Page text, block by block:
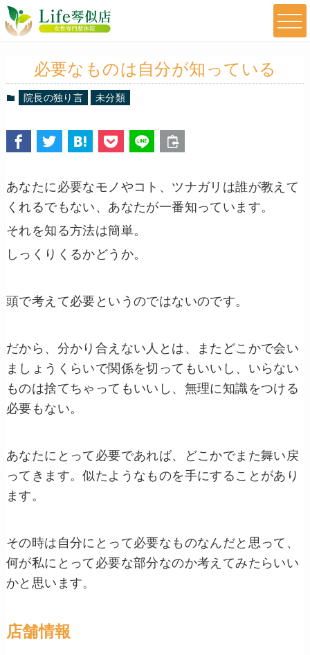
必要なものは自分が知っている
院長の独り言 未分類
あなたに必要なモノやコト、ツナガリは誰が教えて
くれるでもない、あなたが一番知っています。
それを知る方法は簡単。
しっくりくるかどうか。
頭で考えて必要というのではないのです。
だから、分かり合えない人とは、またどこかで会い
ましょうくらいで関係を切ってもいいし、いらない
ものは捨てちゃってもいいし、無理に知識をつける
必要もない。
あなたにとって必要であれば、どこかでまた舞い戻
ってきます。似たようなものを手にすることがあり
ます。
その時は自分にとって必要なものなんだと思って、
何が私にとって必要な部分なのか考えてみたらいい
かと思います。
店舗情報